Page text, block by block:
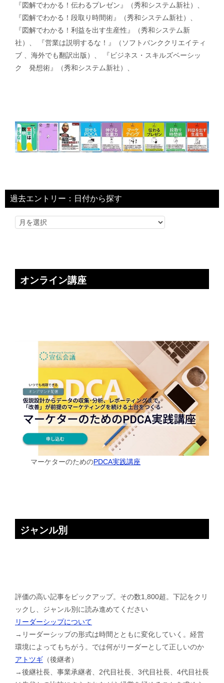
『図解でわかる！伝わるプレゼン』（秀和システム新社）、
『図解でわかる！段取り時間術』（秀和システム新社）、
『図解でわかる！利益を出す生産性』（秀和システム新
社）、 『営業は説明するな！』（ソフトバンククリエイティ
ブ 、海外でも翻訳出版）、 『ビジネス・スキルズベーシッ
ク 発想術』（秀和システム新社）、
過去エントリー：日付から探す
オンライン講座
マーケターのためのPDCA実践講座
ジャンル別
評価の高い記事をピックアップ。その数1,800超。下記をクリ
ックし、ジャンル別に読み進めてください
リーダーシップについて
→リーダーシップの形式は時間とともに変化していく。経営
環境によってもちがう。では何がリーダーとして正しいのか
アトツギ （後継者）
→後継社長、事業承継者、2代目社長、3代目社長、4代目社長